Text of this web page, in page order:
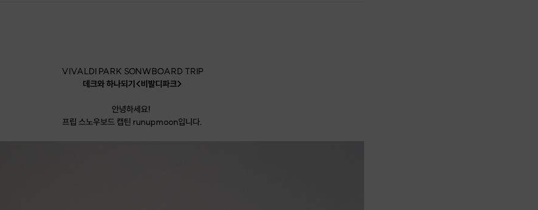
VIVALDI PARK SONWBOARD TRIP
데크와 하나되기<비발디파크>
안녕하세요!
프립 스노우보드 캡틴 runupmoon입니다.